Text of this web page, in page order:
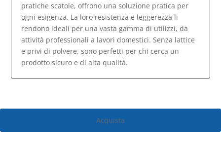
pratiche scatole, offrono una soluzione pratica per
ogni esigenza. La loro resistenza e leggerezza li
rendono ideali per una vasta gamma di utilizzi, da
attività professionali a lavori domestici. Senza lattice
e privi di polvere, sono perfetti per chi cerca un
prodotto sicuro e di alta qualità.
Acquista